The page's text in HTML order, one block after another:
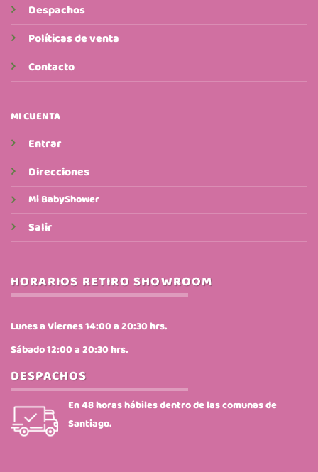
Despachos
Políticas de venta
Contacto
MI CUENTA
Entrar
Direcciones
Mi BabyShower
Salir
HORARIOS RETIRO SHOWROOM
Lunes a Viernes 14:00 a 20:30 hrs.
Sábado 12:00 a 20:30 hrs.
DESPACHOS
En 48 horas hábiles dentro de las comunas de
Santiago.